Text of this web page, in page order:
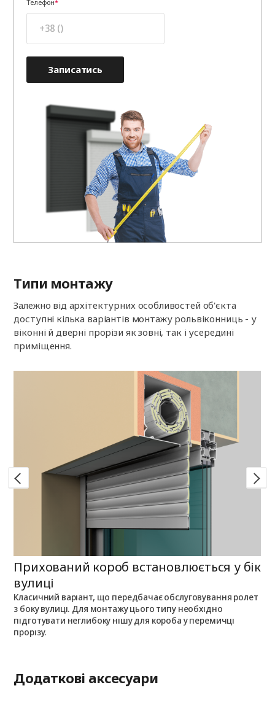
Телефон
Записатись
Типи монтажу
Залежно від архітектурних особливостей об'єкта
доступні кілька варіантів монтажу рольвіконниць - у
віконні й дверні прорізи як зовні, так і усередині
приміщення.
Прихований короб встановлюється у бік
вулиці
Класичний варіант, що передбачає обслуговування ролет
з боку вулиці. Для монтажу цього типу необхідно
підготувати неглибоку нішу для короба у перемичці
прорізу.
Додаткові аксесуари